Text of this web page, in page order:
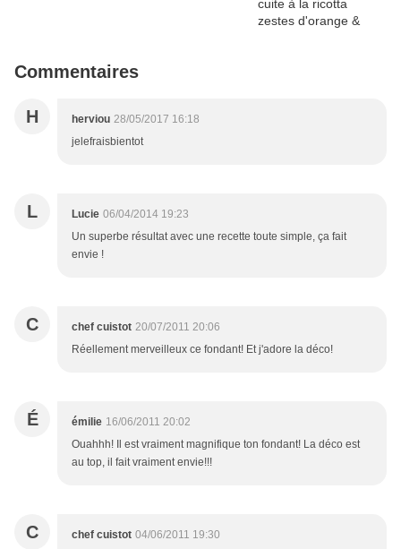
Commentaires
H herviou 28/05/2017 16:18
jelefraisbientot
L Lucie 06/04/2014 19:23
Un superbe résultat avec une recette toute simple, ça fait
envie !
C chef cuistot 20/07/2011 20:06
Réellement merveilleux ce fondant! Et j'adore la déco!
É émilie 16/06/2011 20:02
Ouahhh! Il est vraiment magnifique ton fondant! La déco est
au top, il fait vraiment envie!!!
C chef cuistot 04/06/2011 19:30